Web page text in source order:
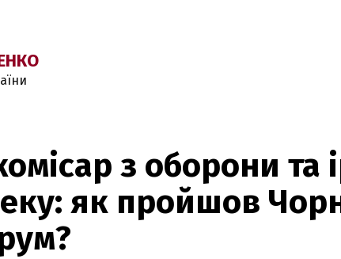
з оборони та
як пройшов